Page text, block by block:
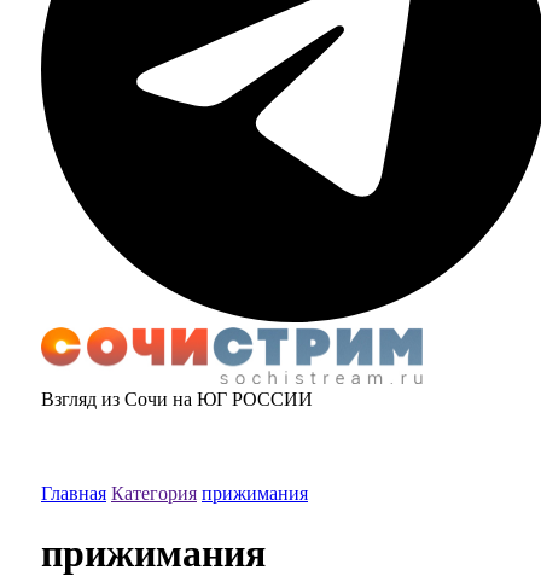
Взгляд из Сочи на ЮГ РОССИИ
Главная Категория прижимания
прижимания